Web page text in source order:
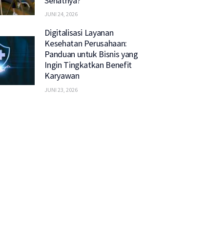
JUNI 24, 2026
Digitalisasi Layanan
Kesehatan Perusahaan:
Panduan untuk Bisnis yang
Ingin Tingkatkan Benefit
Karyawan
JUNI 23, 2026